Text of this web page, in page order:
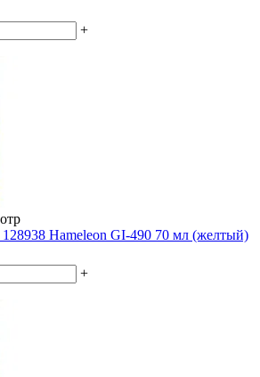
+
Hameleon GI-490 70 мл (желтый)
+